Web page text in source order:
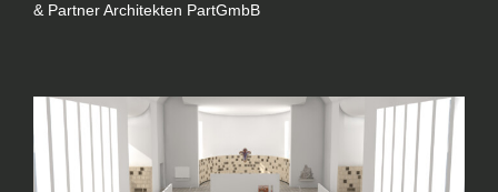
& Partner Architekten PartGmbB
Heilig Kreuz in Siegen Weidenau